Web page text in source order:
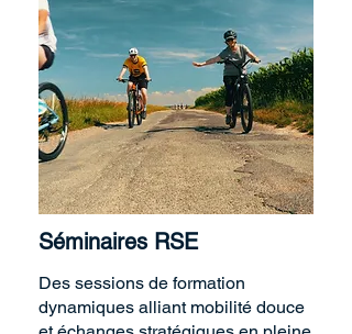
Séminaires RSE
Des sessions de formation
dynamiques alliant mobilité douce